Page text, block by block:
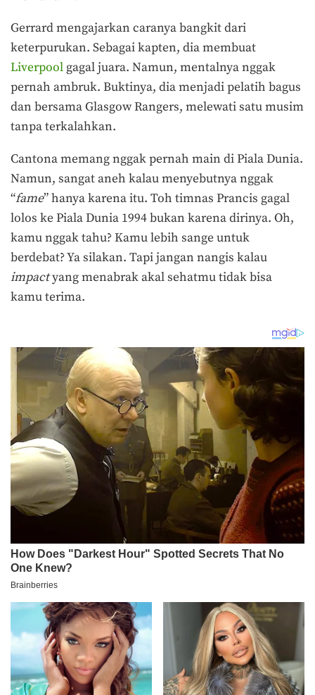
Gerrard mengajarkan caranya bangkit dari
keterpurukan. Sebagai kapten, dia membuat
Liverpool gagal juara. Namun, mentalnya nggak
pernah ambruk. Buktinya, dia menjadi pelatih bagus
dan bersama Glasgow Rangers, melewati satu musim
tanpa terkalahkan.
Cantona memang nggak pernah main di Piala Dunia.
Namun, sangat aneh kalau menyebutnya nggak
“fame” hanya karena itu. Toh timnas Prancis gagal
lolos ke Piala Dunia 1994 bukan karena dirinya. Oh,
kamu nggak tahu? Kamu lebih sange untuk
berdebat? Ya silakan. Tapi jangan nangis kalau
impactyang menabrak akal sehatmu tidak bisa
kamu terima.